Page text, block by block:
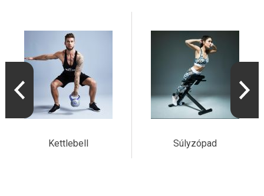
Kettlebell Súlyzópad